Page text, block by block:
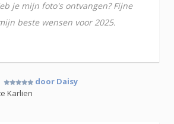
je mijn foto's ontvangen? Fijne
beste wensen voor 2025.
door Daisy
Karlien